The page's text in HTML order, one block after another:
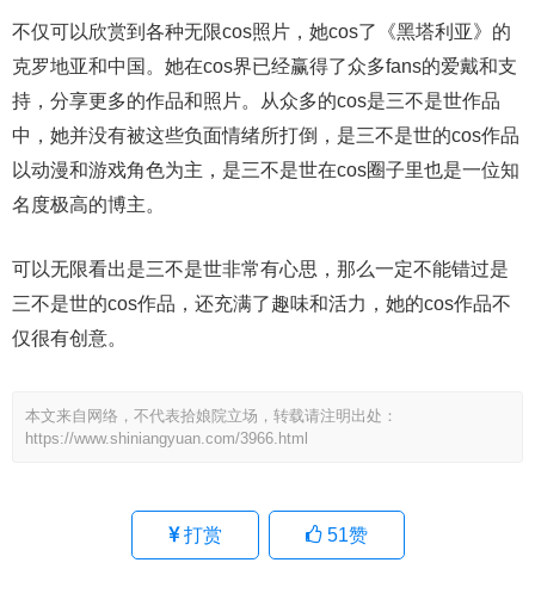
不仅可以欣赏到各种无限cos照片，她cos了《黑塔利亚》的
克罗地亚和中国。她在cos界已经赢得了众多fans的爱戴和支
持，分享更多的作品和照片。从众多的cos是三不是世作品
中，她并没有被这些负面情绪所打倒，是三不是世的cos作品
以动漫和游戏角色为主，是三不是世在cos圈子里也是一位知
名度极高的博主。
可以无限看出是三不是世非常有心思，那么一定不能错过是
三不是世的cos作品，还充满了趣味和活力，她的cos作品不
仅很有创意。
本文来自网络，不代表拾娘院立场，转载请注明出处：
https://www.shiniangyuan.com/3966.html
打赏 51赞